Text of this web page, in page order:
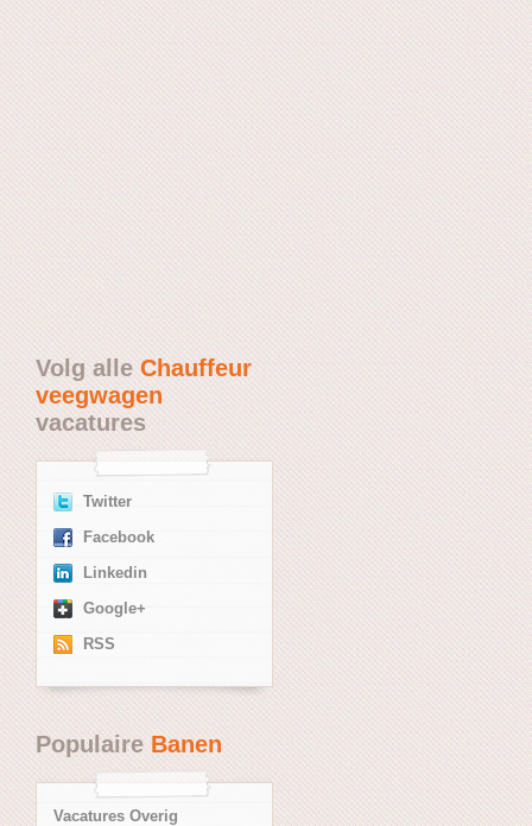
Volg alleChauffeur
veegwagen
vacatures
Twitter
Facebook
Linkedin
Google+
RSS
PopulaireBanen
Vacatures Overig